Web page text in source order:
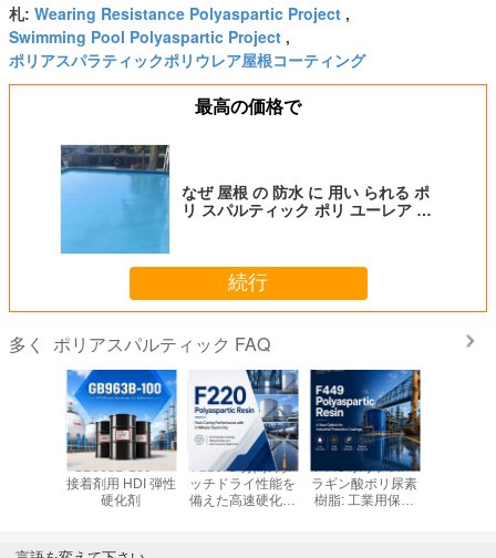
札: Wearing Resistance Polyaspartic Project ,
Swimming Pool Polyaspartic Project ,
ポリアスパラティックポリウレア屋根コーティング
最高の価格で
なぜ 屋根 の 防水 に 用い られる ポ
リ スパルティック ポリ ユーレア が
続行
多く ポリアスパルティック FAQ
GB963B-100 —
接着剤用 HDI 弾性
硬化剤
F220: 5 分間のタ
ッチドライ性能を
備えた高速硬化ポ
F449 ポリアスパ
ラギン酸ポリ尿素
樹脂: 工業用保護